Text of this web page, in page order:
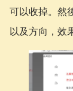
可以收掉。然
以及方向，效